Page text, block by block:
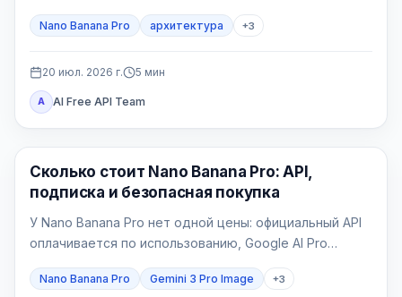
Главное — фиксировать геометрию и отбраковывать
Nano Banana Pro архитектура +3
20 июл. 2026 г. 5 мин
A AI Free API Team
Генерация изображений ИИ
Сколько стоит Nano Banana Pro: API,
подписка и безопасная покупка
У Nano Banana Pro нет одной цены: официальный API
оплачивается по использованию, Google AI Pro
выставляет свой счёт.
Nano Banana Pro Gemini 3 Pro Image +3